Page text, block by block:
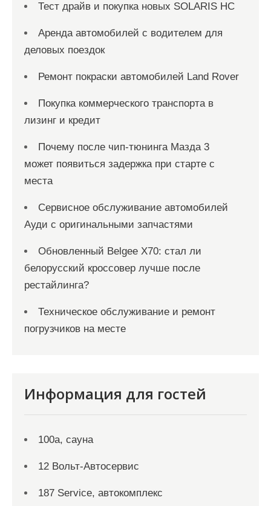
Тест драйв и покупка новых SOLARIS HC
Аренда автомобилей с водителем для
деловых поездок
Ремонт покраски автомобилей Land Rover
Покупка коммерческого транспорта в
лизинг и кредит
Почему после чип-тюнинга Мазда 3
может появиться задержка при старте с
места
Сервисное обслуживание автомобилей
Ауди с оригинальными запчастями
Обновленный Belgee X70: стал ли
белорусский кроссовер лучше после
рестайлинга?
Техническое обслуживание и ремонт
погрузчиков на месте
Информация для гостей
100а, сауна
12 Вольт-Автосервис
187 Service, автокомплекс